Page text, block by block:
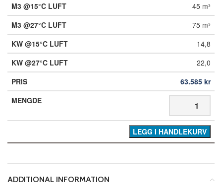
45 m³
75 m³
14,8
22,0
63.585 kr
LEGG I HANDLEKURV
ADDITIONAL INFORMATION